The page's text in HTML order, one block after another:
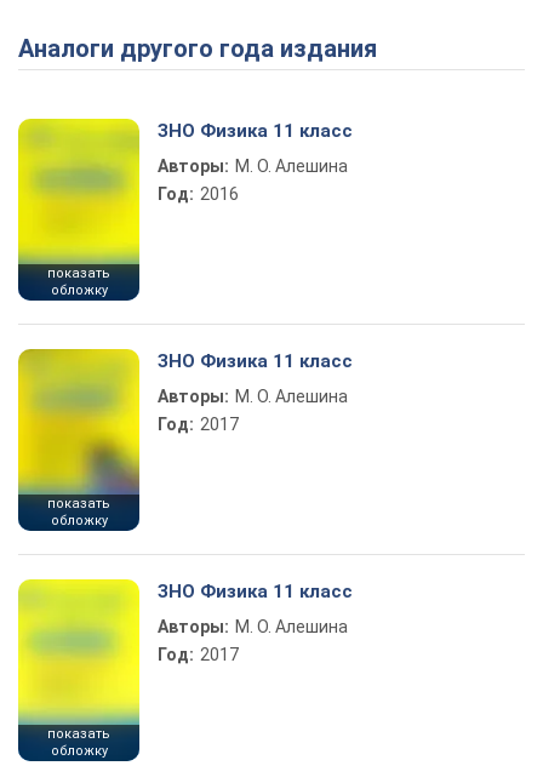
Play Video
Аналоги другого года издания
показать
обложку
ЗНО Физика 11 класс
Авторы: М. О. Алешина
Год: 2016
показать
обложку
ЗНО Физика 11 класс
Авторы: М. О. Алешина
Год: 2017
показать
обложку
ЗНО Физика 11 класс
Авторы: М. О. Алешина
Год: 2017